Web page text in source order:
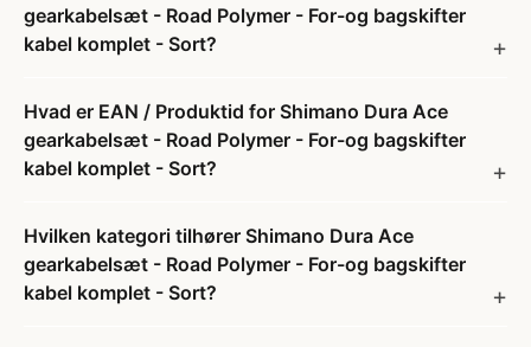
gearkabelsæt - Road Polymer - For-og bagskifter
kabel komplet - Sort?
Hvad er EAN / Produktid for Shimano Dura Ace
gearkabelsæt - Road Polymer - For-og bagskifter
kabel komplet - Sort?
Hvilken kategori tilhører Shimano Dura Ace
gearkabelsæt - Road Polymer - For-og bagskifter
kabel komplet - Sort?